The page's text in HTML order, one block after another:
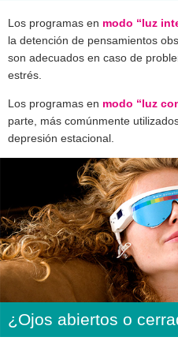
Los programas en modo “luz
la detención de pensamientos
son adecuados en caso de
estrés.
Los programas en modo “luz
parte, más comúnmente
depresión estacional.
¿Ojos abiertos o